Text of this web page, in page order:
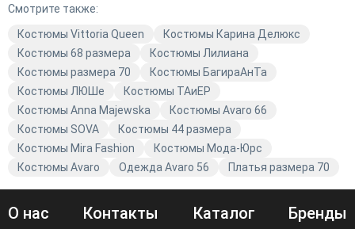
Смотрите также:
Костюмы Vittoria Queen
Костюмы Карина Делюкс
Костюмы 68 размера
Костюмы Лилиана
Костюмы размера 70
Костюмы БагираАнТа
Костюмы ЛЮШе
Костюмы TAиЕР
Костюмы Anna Majewska
Костюмы Avaro 66
Костюмы SOVA
Костюмы 44 размера
Костюмы Mira Fashion
Костюмы Мода-Юрс
Костюмы Avaro
Одежда Avaro 56 Платья размера 70
О нас Контакты Каталог Бренды